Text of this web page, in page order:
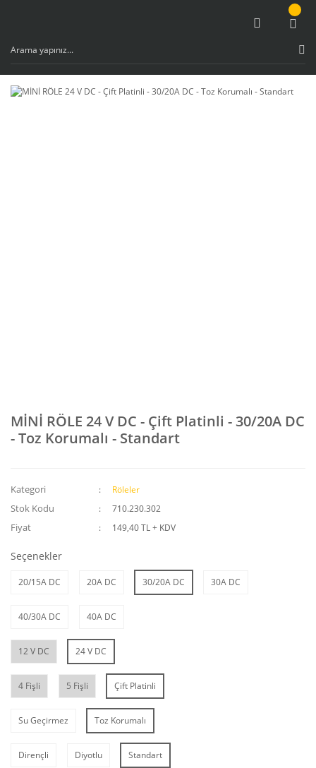
MİNİ RÖLE 24 V DC - Çift Platinli - 30/20A DC
- Toz Korumalı - Standart
Kategori Röleler
Stok Kodu 710.230.302
Fiyat 149,40 TL + KDV
Seçenekler
20/15A DC 20A DC 30/20A DC 30A DC
40/30A DC 40A DC
12 V DC 24 V DC
4 Fişli 5 Fişli Çift Platinli
Su Geçirmez Toz Korumalı
Dirençli Diyotlu Standart